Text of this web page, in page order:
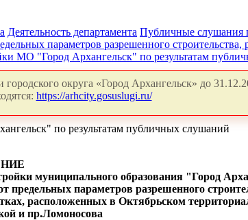
Деятельность департамента Публичные слушания
параметров разрешенного строительства,
МО "Город Архангельск" по результатам
округа «Город Архангельск» до
https://arhcity.gosuslugi.ru/
по результатам публичных слушаний
муниципального образования "Город
параметров разрешенного
расположенных в Октябрьском
и пр.Ломоносова